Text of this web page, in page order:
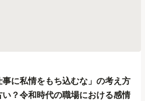
事に私情をもち込むな」の考え方
い？令和時代の職場における感情